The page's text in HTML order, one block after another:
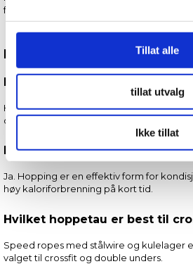
Vi bruker informasjonskapsler for å
annonser et personlig preg, for å
mediefunksjoner og for å analysere
vårt, med partnerne våre innen
annonsering og analysearbeid,
med annen informasjon du har gjort
eller som de har samlet inn
tjenestene deres.
Tillat alle
tillat utvalg
Ikke tillat
form for mosjon enn mye annen
Raske svar om hoppetau
Hva trener man med hoppetau?
Hoppetau trener kondisjon,
og utholdenhet.
Er hoppetau god trening?
Ja. Hopping er en effektiv form for
høy kaloriforbrenning på kort tid.
Hvilket hoppetau er best til
Speed ropes med stålwire og kulelager
valget til crossfit og double unders.